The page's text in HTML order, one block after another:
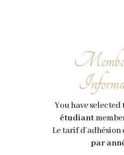
You have selected
étudiant
Le tarif d’adhésion
par